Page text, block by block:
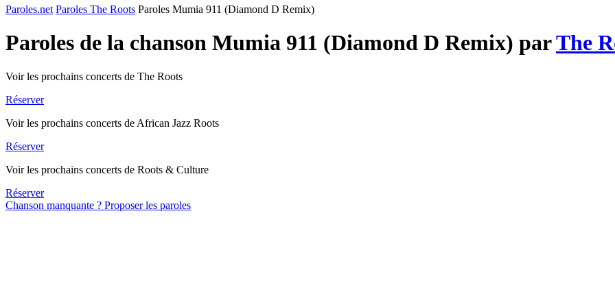
Paroles.net Paroles The Roots Paroles Mumia 911 (Diamond D Remix)
Paroles de la chanson Mumia 911 (Diamond D Remix) parThe
Voir les prochains concerts de The Roots
Réserver
Voir les prochains concerts de African Jazz Roots
Réserver
Voir les prochains concerts de Roots & Culture
Réserver
Chanson manquante ? Proposer les paroles